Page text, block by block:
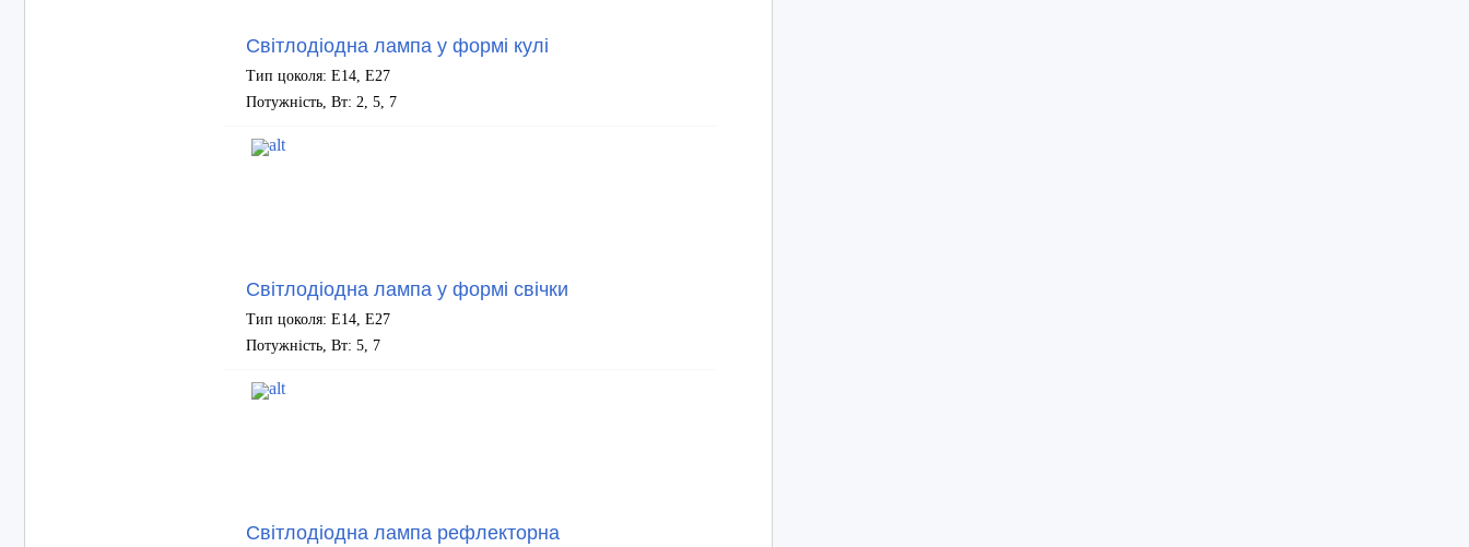
Світлодіодна лампа у формі кулі
Тип цоколя: Е14, Е27
Потужність, Вт: 2, 5, 7
Світлодіодна лампа у формі свічки
Тип цоколя: Е14, Е27
Потужність, Вт: 5, 7
Світлодіодна лампа рефлекторна